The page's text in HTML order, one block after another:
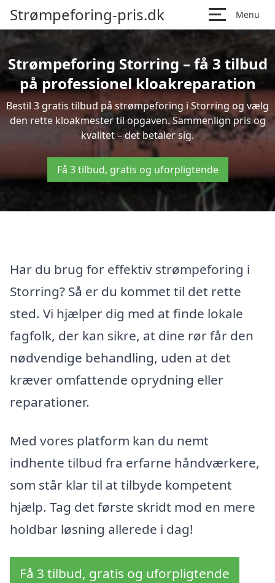
Strømpeforing-pris.dk Menu
Strømpeforing Storring – få 3 tilbud
på professionel kloakreparation
Bestil 3 gratis tilbud på strømpeforing i Storring og vælg
den rette kloakmester til opgaven. Sammenlign pris og
kvalitet – det betaler sig.
Få 3 tilbud, gratis og uforpligtende
Har du brug for effektiv strømpeforing i
Storring? Så er du kommet til det rette
sted. Vi hjælper dig med at finde lokale
fagfolk, der kan sikre, at dine rør får den
nødvendige behandling, uden at det
kræver omfattende oprydning eller
reparationer.
Med vores platform kan du nemt
indhente tilbud fra erfarne håndværkere,
som står klar til at tilbyde kompetent
hjælp. Tag det første skridt mod en mere
holdbar løsning allerede i dag!
Få 3 tilbud, gratis og uforpligtende